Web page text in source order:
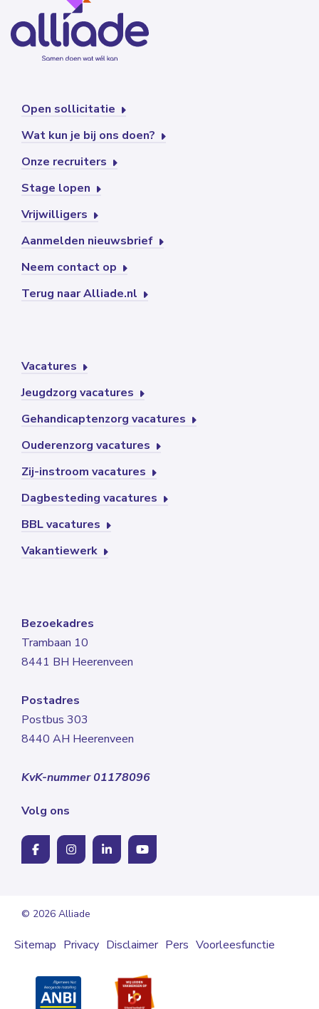
Open sollicitatie
Wat kun je bij ons doen?
Onze recruiters
Stage lopen
Vrijwilligers
Aanmelden nieuwsbrief
Neem contact op
Terug naar Alliade.nl
Vacatures
Jeugdzorg vacatures
Gehandicaptenzorg vacatures
Ouderenzorg vacatures
Zij-instroom vacatures
Dagbesteding vacatures
BBL vacatures
Vakantiewerk
Bezoekadres
Trambaan 10
8441 BH Heerenveen
Postadres
Postbus 303
8440 AH Heerenveen
KvK-nummer 01178096
Volg ons
© 2026 Alliade
Sitemap Privacy Disclaimer Pers Voorleesfunctie